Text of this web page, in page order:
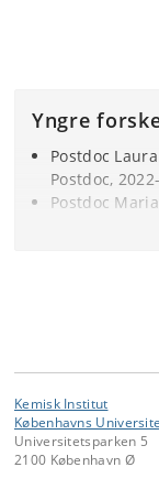
Yngre
Postdoc
Postdoc,
Postdoc
Postdoc
fellowship
Kemisk Institut
Københavns
Universitetsparken 5
2100 København Ø